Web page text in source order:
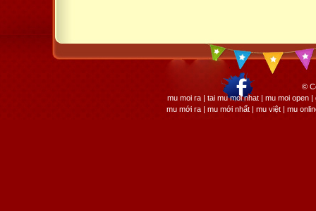
©
mu moi ra | tai mu moi nhat | mu moi open
mu mới ra | mu mới nhất | mu việt | mu